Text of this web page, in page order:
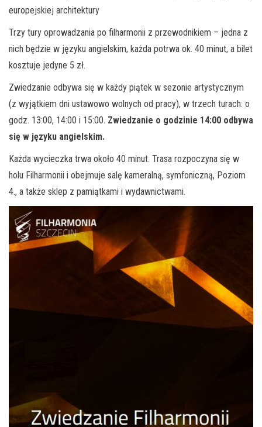
europejskiej architektury
Trzy tury oprowadzania po filharmonii z przewodnikiem – jedna z
nich będzie w języku angielskim, każda potrwa ok. 40 minut, a bilet
kosztuje jedyne 5 zł.
Zwiedzanie odbywa się w każdy piątek w sezonie artystycznym
(z wyjątkiem dni ustawowo wolnych od pracy), w trzech turach: o
godz. 13:00, 14:00 i 15:00. Zwiedzanie o godzinie 14:00 odbywa
się w języku angielskim.
Każda wycieczka trwa około 40 minut. Trasa rozpoczyna się w
holu Filharmonii i obejmuje salę kameralną, symfoniczną, Poziom
4., a także sklep z pamiątkami i wydawnictwami.